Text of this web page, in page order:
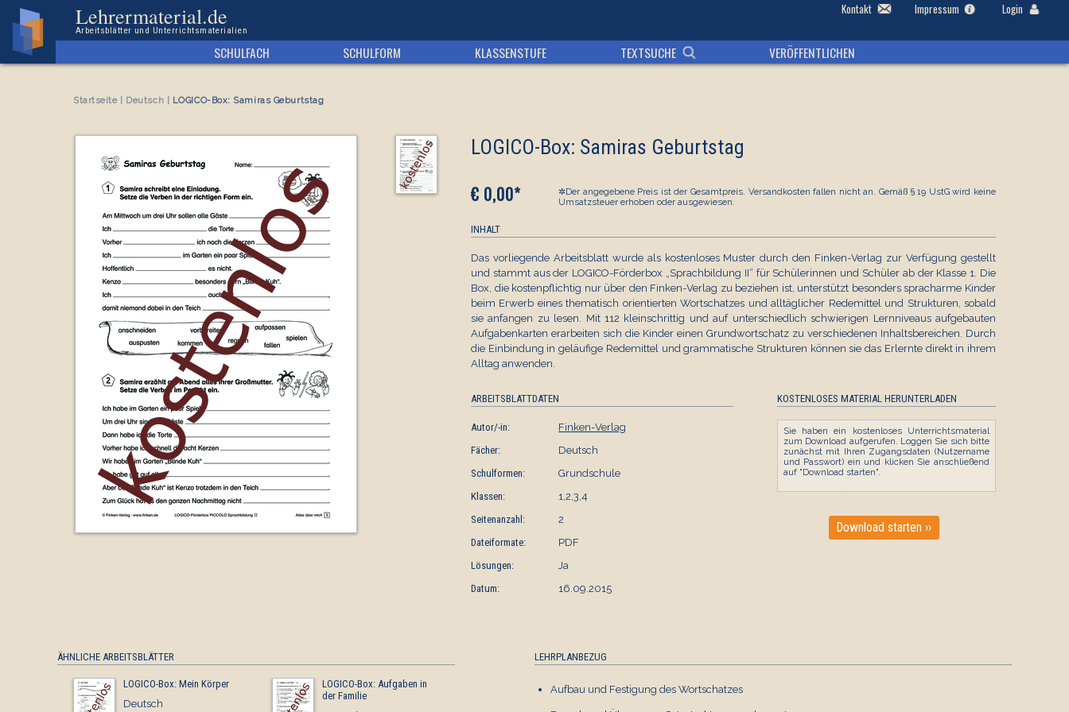
Lehrermaterial.de
Arbeitsblätter und Unterrichtsmaterialien
Kontakt Impressum Login
SCHULFACH SCHULFORM KLASSENSTUFE TEXTSUCHE VERÖFFENTLICHEN
Startseite| Deutsch LOGICO-Box: Samiras Geburtstag
LOGICO-Box: Samiras Geburtstag
€ 0,00*
✲Der angegebene Preis ist der Gesamtpreis. Versandkosten fallen nicht an. Gemäß § 19 UstG wird keine
Umsatzsteuer erhoben oder ausgewiesen.
INHALT
Das vorliegende Arbeitsblatt wurde als kostenloses Muster durch den Finken-Verlag zur Verfügung gestellt
und stammt aus der LOGICO-Förderbox „Sprachbildung II“ für Schülerinnen und Schüler ab der Klasse 1. Die
Box, die kostenpflichtig nur über den Finken-Verlag zu beziehen ist, unterstützt besonders spracharme Kinder
beim Erwerb eines thematisch orientierten Wortschatzes und alltäglicher Redemittel und Strukturen, sobald
sie anfangen zu lesen. Mit 112 kleinschrittig und auf unterschiedlich schwierigen Lernniveaus aufgebauten
Aufgabenkarten erarbeiten sich die Kinder einen Grundwortschatz zu verschiedenen Inhaltsbereichen. Durch
die Einbindung in geläufige Redemittel und grammatische Strukturen können sie das Erlernte direkt in ihrem
Alltag anwenden.
ARBEITSBLATTDATEN
Autor/-in:
Finken-Verlag
Fächer:
Deutsch
Schulformen:
Grundschule
Klassen:
1,2,3,4
Seitenanzahl:
2
Dateiformate:
PDF
Lösungen:
Ja
Datum:
16.09.2015
KOSTENLOSES MATERIAL HERUNTERLADEN
Sie haben ein kostenloses Unterrichtsmaterial
zum Download aufgerufen. Loggen Sie sich bitte
zunächst mit Ihren Zugangsdaten (Nutzername
und Passwort) ein und klicken Sie anschließend
auf "Download starten".
Download starten ››
ÄHNLICHE ARBEITSBLÄTTER
LOGICO-Box: Mein Körper
Deutsch
LOGICO-Box: Aufgaben in
der Familie
LOGICO-Box: Wörter-
Gewimmel (2)
LOGICO-Box: Hobbys
LEHRPLANBEZUG
Aufbau und Festigung des Wortschatzes